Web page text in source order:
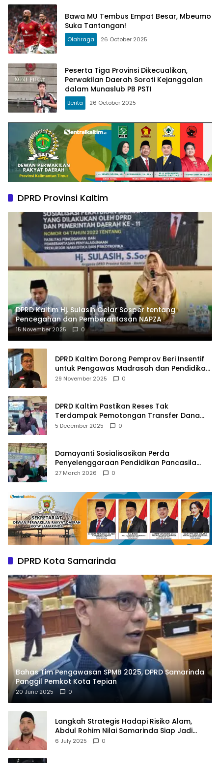
Bawa MU Tembus Empat Besar, Mbeumo
Suka Tantangan!
Olahraga 26 October 2025
Peserta Tiga Provinsi Dikecualikan,
Perwakilan Daerah Soroti Kejanggalan
dalam Munaslub PB PSTI
Berita 26 October 2025
DPRD Provinsi Kaltim
DPRD Kaltim Hj. Sulasih Gelar Sosper tentang
Pencegahan dan Pemberantasan NAPZA
15 November 2025 0
DPRD Kaltim Dorong Pemprov Beri Insentif
untuk Pengawas Madrasah dan Pendidikan
Agama
29 November 2025 0
DPRD Kaltim Pastikan Reses Tak
Terdampak Pemotongan Transfer Dana
Pusat
5 December 2025 0
Damayanti Sosialisasikan Perda
Penyelenggaraan Pendidikan Pancasila
dan Wawasan Kebangsaan
27 March 2026 0
DPRD Kota Samarinda
Bahas Tim Pengawasan SPMB 2025, DPRD Samarinda
Panggil Pemkot Kota Tepian
20 June 2025 0
Langkah Strategis Hadapi Risiko Alam,
Abdul Rohim Nilai Samarinda Siap Jadi
Pusat Logistik Bencana Kalimantan
6 July 2025 0